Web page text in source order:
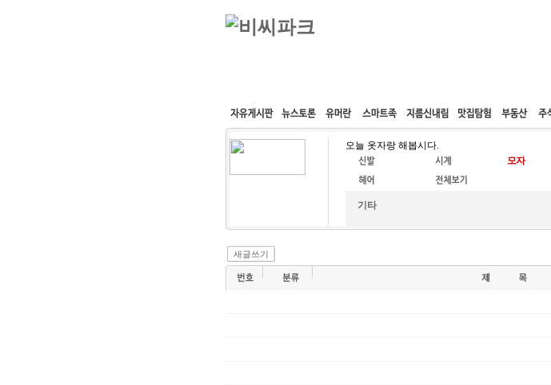
커뮤니티 속도패치 웹호스팅 공동구매 고객센터
오늘 옷자랑 해봅시다.
기타
새글쓰기